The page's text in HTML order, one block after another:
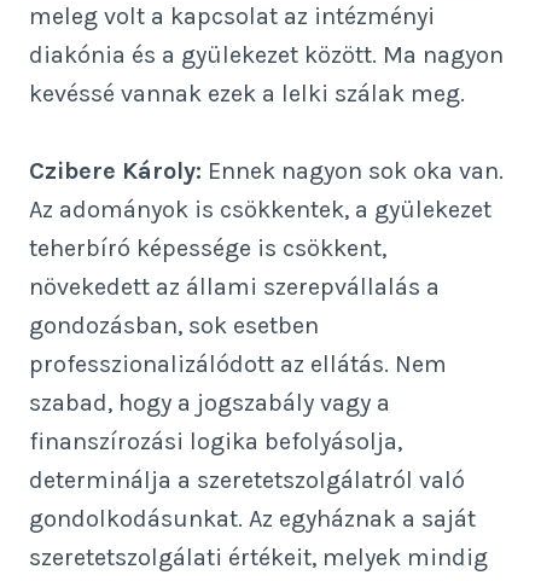
meleg volt a kapcsolat az intézményi
diakónia és a gyülekezet között. Ma nagyon
kevéssé vannak ezek a lelki szálak meg.
Czibere Károly: Ennek nagyon sok oka van.
Az adományok is csökkentek, a gyülekezet
teherbíró képessége is csökkent,
növekedett az állami szerepvállalás a
gondozásban, sok esetben
professzionalizálódott az ellátás. Nem
szabad, hogy a jogszabály vagy a
finanszírozási logika befolyásolja,
determinálja a szeretetszolgálatról való
gondolkodásunkat. Az egyháznak a saját
szeretetszolgálati értékeit, melyek mindig